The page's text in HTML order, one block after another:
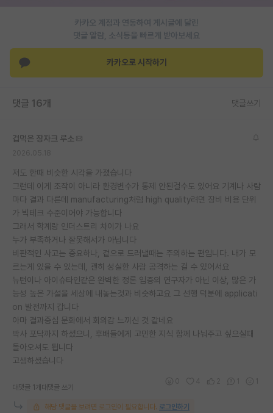
카카오 계정과 연동하여 게시글에 달린
댓글 알람, 소식등을 빠르게 받아보세요
카카오로 시작하기
댓글 16개 댓글쓰기
겁먹은 장자크 루소
저도 한때 비슷한 시각을 가졌습니다
그런데 이게 조작이 아니라 환경변수가 통제 안된걸수도 있어요 기계나 사람
마다 결과 다른데 manufacturing처럼 high quality려면 장비 비용 단위
가 빅테크 수준이어야 가능합니다
그래서 학계랑 인더스트리 차이가 나요
누가 부족하거나 잘못해서가 아닙니다
비판적인 사고는 중요하나, 겉으로 드러낼때는 주의하는 편입니다. 내가 모
르는게 있을 수 있는데, 괜히 성실한 사람 공격하는 걸 수 있어서요
뉴턴이나 아이슈타인같은 완벽한 정론 입증의 연구자가 아닌 이상, 많은 가
능성 높은 가설을 세상에 내놓는것과 비슷하고요 그 선행 덕분에 applicati
on 발전까지 갑니다
아마 결과중심 문화에서 회의감 느끼신 것 같네요
박사 포닥까지 하셨으니, 후배들에게 고민한 지식 함께 나눠주고 싶으실때
돌아오셔도 됩니다
고생하셨습니다
대댓글 1개 대댓글 쓰기
해당 댓글을 보려면 로그인이 필요합니다. 로그인하기